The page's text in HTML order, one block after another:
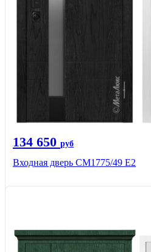
134 650 руб
Входная дверь СМ1775/49 Е2